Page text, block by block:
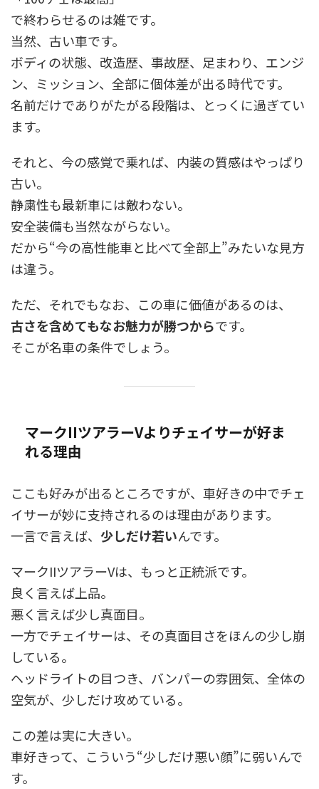
で終わらせるのは雑です。
当然、古い車です。
ボディの状態、改造歴、事故歴、足まわり、エンジ
ン、ミッション、全部に個体差が出る時代です。
名前だけでありがたがる段階は、とっくに過ぎてい
ます。
それと、今の感覚で乗れば、内装の質感はやっぱり
古い。
静粛性も最新車には敵わない。
安全装備も当然ながらない。
だから“今の高性能車と比べて全部上”みたいな見方
は違う。
ただ、それでもなお、この車に価値があるのは、
古さを含めてもなお魅力が勝つからです。
そこが名車の条件でしょう。
マークIIツアラーVよりチェイサーが好ま
れる理由
ここも好みが出るところですが、車好きの中でチェ
イサーが妙に支持されるのは理由があります。
一言で言えば、 少しだけ若いんです。
マークIIツアラーVは、もっと正統派です。
良く言えば上品。
悪く言えば少し真面目。
一方でチェイサーは、その真面目さをほんの少し崩
している。
ヘッドライトの目つき、バンパーの雰囲気、全体の
空気が、少しだけ攻めている。
この差は実に大きい。
車好きって、こういう“少しだけ悪い顔”に弱いんで
す。